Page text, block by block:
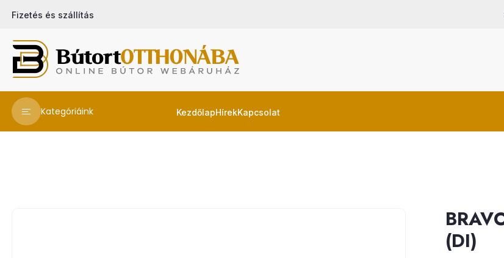
Fizetés és szállítás
Kategóriáink KezdőlapHírekKapcsolat
(DI)